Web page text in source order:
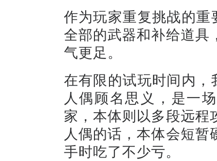
作为玩家重复挑战的
全部的武器和补给道
气更足。
在有限的试玩时间内
人偶顾名思义，是一
家，本体则以多段远
人偶的话，本体会短
手时吃了不少亏。